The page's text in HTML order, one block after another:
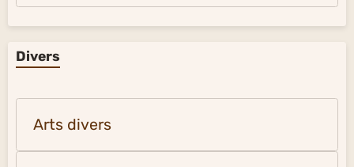
Divers
Arts divers